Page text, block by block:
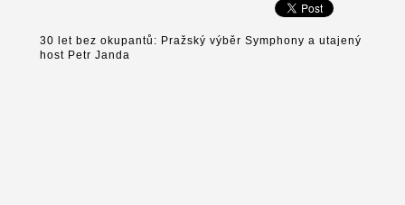
30 let bez okupantů: Pražský výběr Symphony a utajený
host Petr Janda